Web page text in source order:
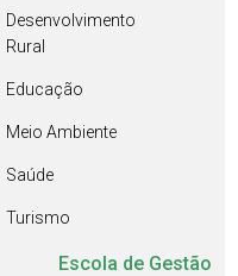
Desenvolvimento
Rural
Educação
Meio Ambiente
Saúde
Turismo
Escola de Gestão